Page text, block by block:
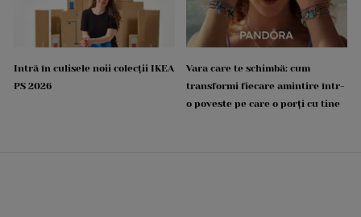
Intră în culisele noii colecții IKEA
PS 2026
Vara care te schimbă: cum
transformi fiecare amintire într-
o poveste pe care o porți cu tine